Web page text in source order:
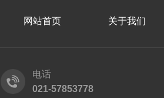
网站首页 关于我们
电话
021-57853778